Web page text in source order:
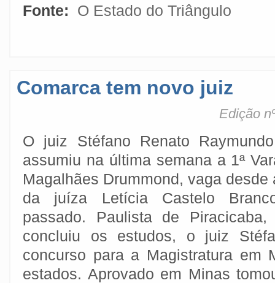
Fonte:
O Estado do Triângulo
Comarca tem novo juiz
Edição
O juiz Stéfano Renato
assumiu na última semana a 1ª
Magalhães Drummond, vaga desde
da juíza Letícia Castelo
passado. Paulista de
concluiu os estudos, o juiz
concurso para a Magistratura em
estados. Aprovado em Minas